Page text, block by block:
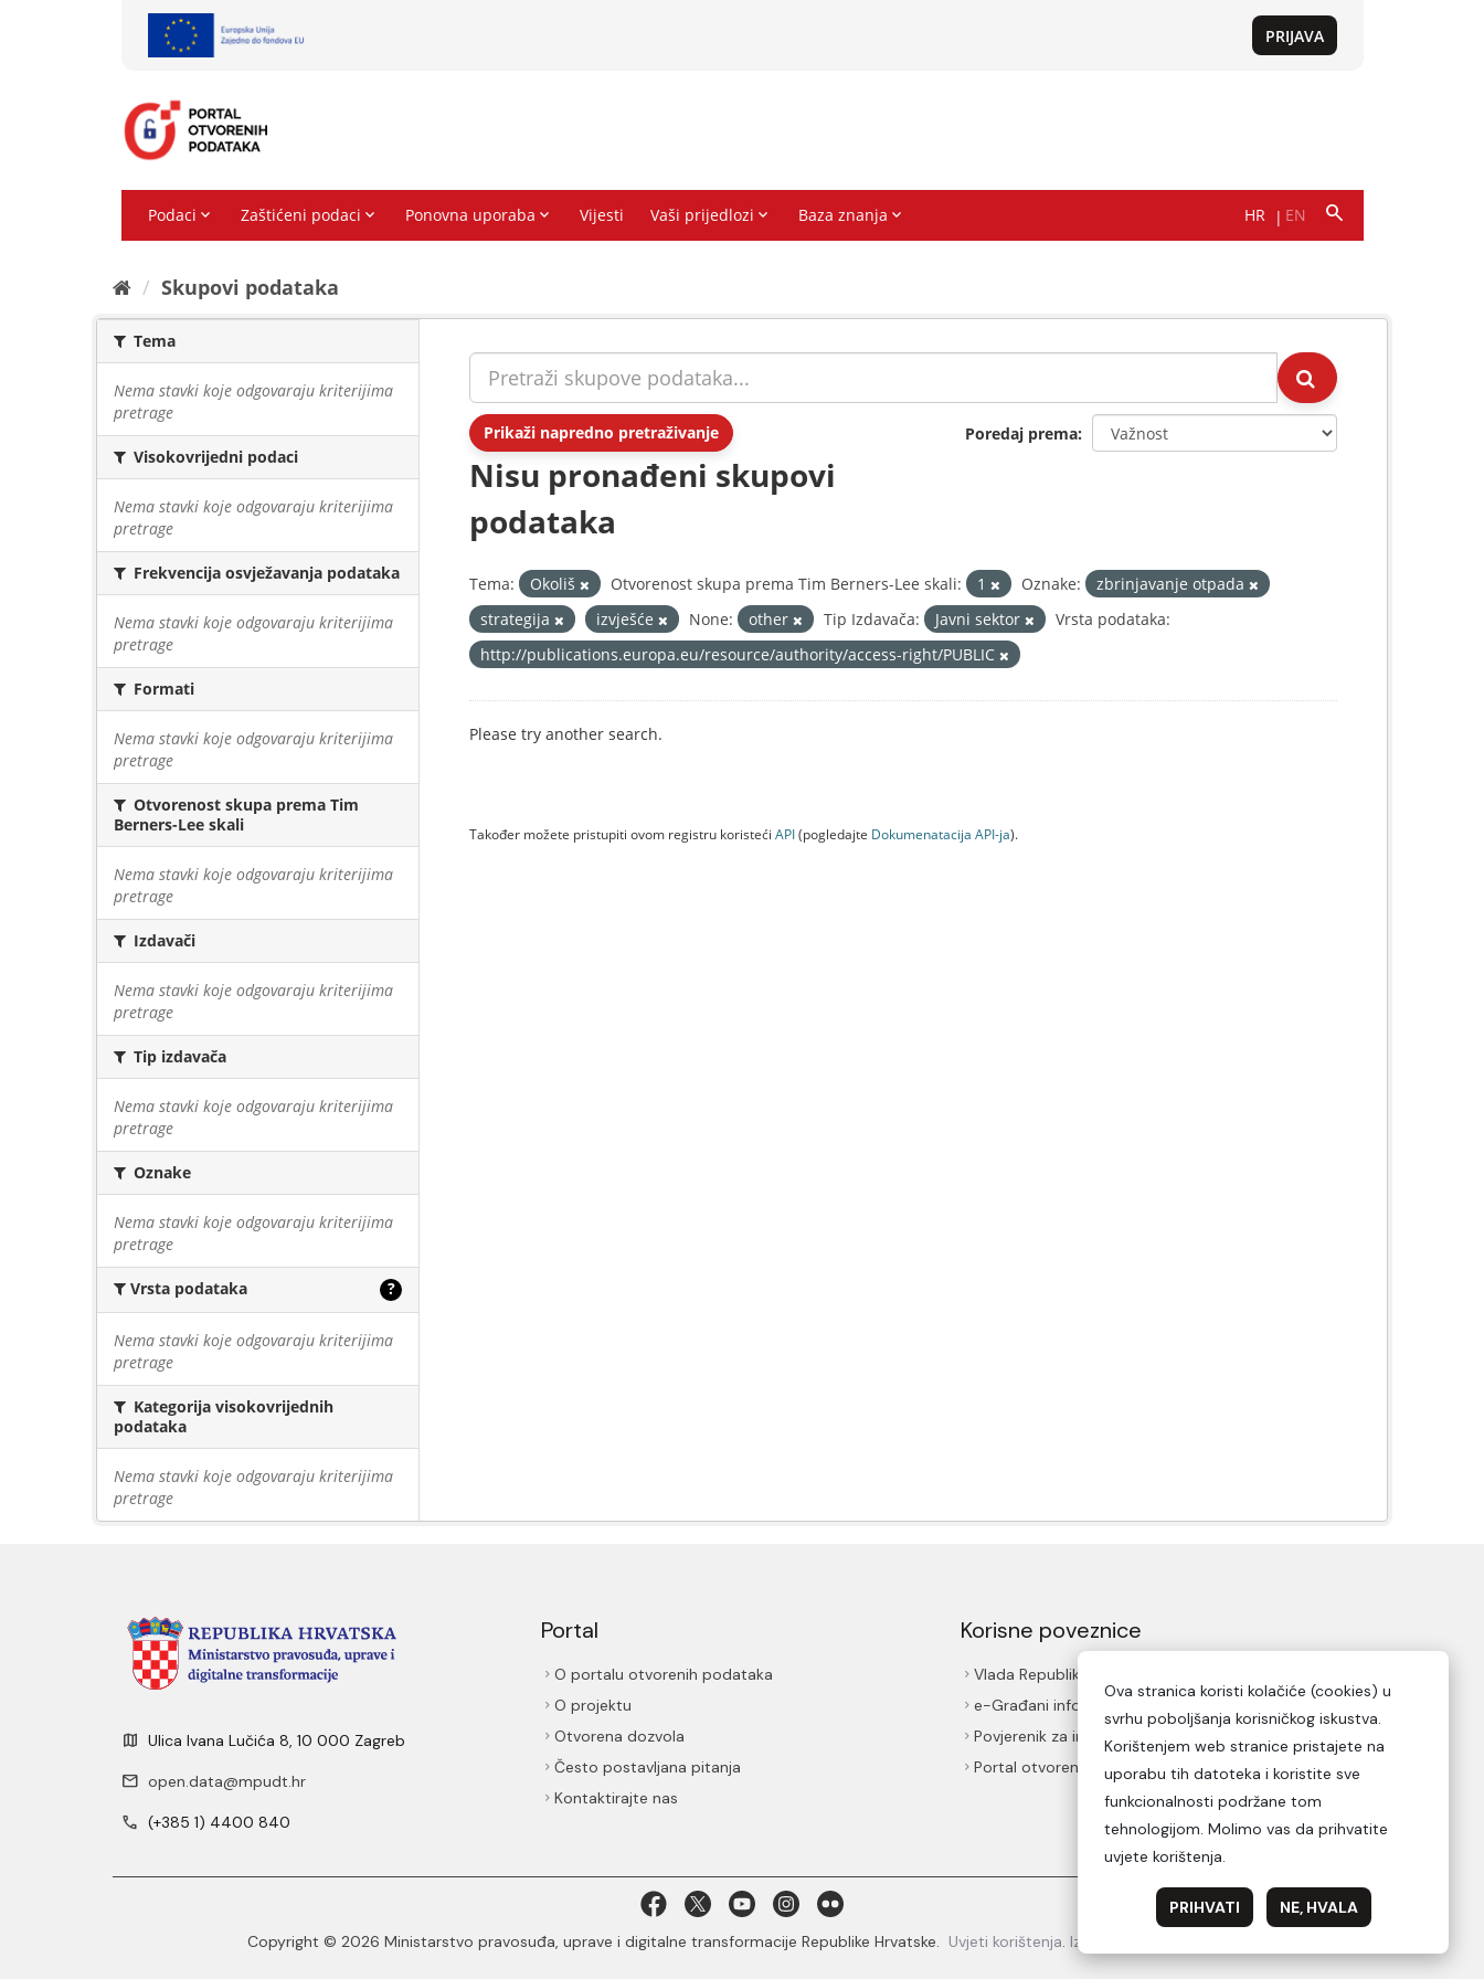
Skupovi podаtаkа
Tema
Nema stavki koje odgovaraju kriterijima
pretrage
Visokovrijedni podaci
Nema stavki koje odgovaraju kriterijima
pretrage
Frekvencija osvježavanja podataka
Nema stavki koje odgovaraju kriterijima
pretrage
Formati
Nema stavki koje odgovaraju kriterijima
pretrage
Otvorenost skupa prema Tim
Berners-Lee skali
Nema stavki koje odgovaraju kriterijima
pretrage
Izdavači
Nema stavki koje odgovaraju kriterijima
pretrage
Tip izdavača
Nema stavki koje odgovaraju kriterijima
pretrage
Oznake
Nema stavki koje odgovaraju kriterijima
pretrage
Vrsta podataka ?
Nema stavki koje odgovaraju kriterijima
pretrage
Kategorija visokovrijednih
podataka
Nema stavki koje odgovaraju kriterijima
pretrage
Prikaži napredno pretraživanje Poredaj prema
Nisu pronađeni skupovi
podataka
Tema: Okoliš Otvorenost skupa prema Tim Berners-Lee skali: 1 Oznake:
zbrinjavanje otpada
strategija
izvješće None: other Tip Izdavača: Javni sektor
Vrsta podataka:
http://publications.europa.eu/resource/authority/access-right/PUBLIC
Please try another search.
Također možete pristupiti ovom registru koristeći API(pogledajte Dokumenаtаcijа API-jа).